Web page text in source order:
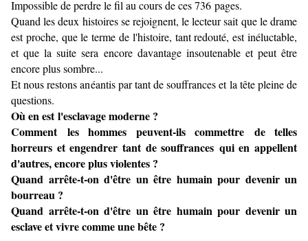
Impossible de perdre le fil au cours de ces 736 pages.
Quand les deux histoires se rejoignent, le lecteur sait que le drame
est proche, que le terme de l'histoire, tant redouté, est inéluctable,
et que la suite sera encore davantage insoutenable et peut être
encore plus sombre...
Et nous restons anéantis par tant de souffrances et la tête pleine de
questions.
Où en est l'esclavage moderne ?
Comment les hommes peuvent-ils commettre de telles
horreurs et engendrer tant de souffrances qui en appellent
d'autres, encore plus violentes ?
Quand arrête-t-on d'être un être humain pour devenir un
bourreau ?
Quand arrête-t-on d'être un être humain pour devenir un
esclave et vivre comme une bête ?